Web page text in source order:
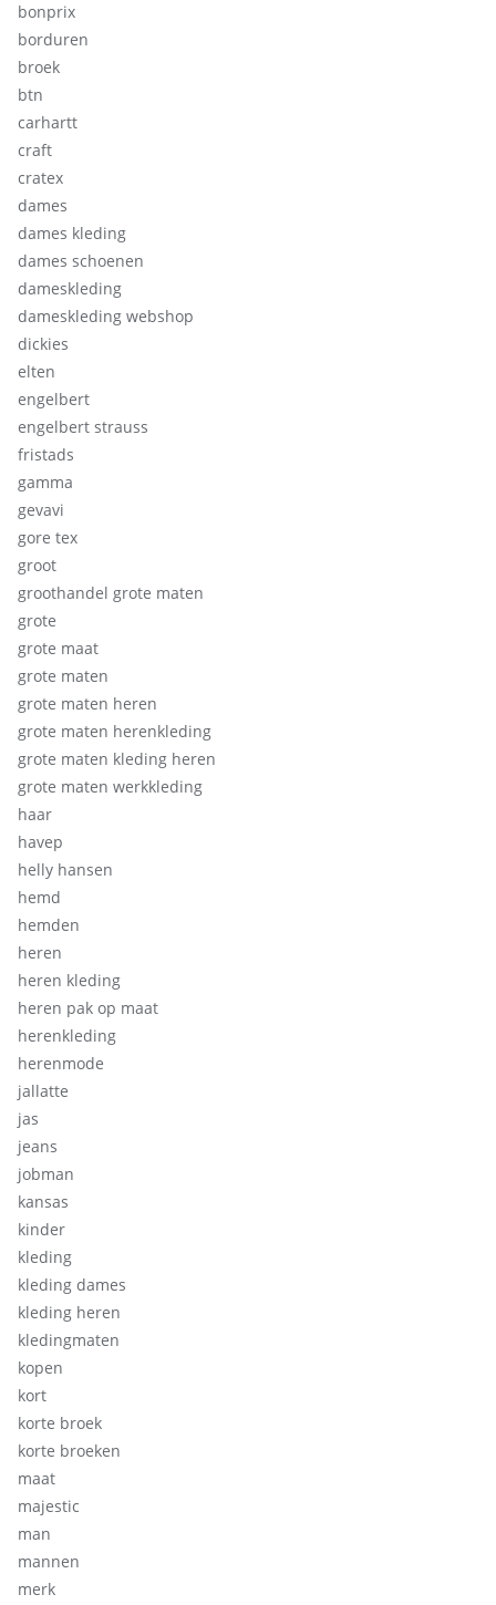
bonprix
borduren
broek
btn
carhartt
craft
cratex
dames
dames kleding
dames schoenen
dameskleding
dameskleding webshop
dickies
elten
engelbert
engelbert strauss
fristads
gamma
gevavi
gore tex
groot
groothandel grote maten
grote
grote maat
grote maten
grote maten heren
grote maten herenkleding
grote maten kleding heren
grote maten werkkleding
haar
havep
helly hansen
hemd
hemden
heren
heren kleding
heren pak op maat
herenkleding
herenmode
jallatte
jas
jeans
jobman
kansas
kinder
kleding
kleding dames
kleding heren
kledingmaten
kopen
kort
korte broek
korte broeken
maat
majestic
man
mannen
merk